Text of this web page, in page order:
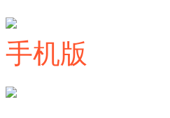
手机版